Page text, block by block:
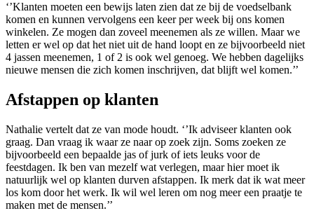
‘’Klanten moeten een bewijs laten zien dat ze bij de voedselbank
komen en kunnen vervolgens een keer per week bij ons komen
winkelen. Ze mogen dan zoveel meenemen als ze willen. Maar we
letten er wel op dat het niet uit de hand loopt en ze bijvoorbeeld niet
4 jassen meenemen, 1 of 2 is ook wel genoeg. We hebben dagelijks
nieuwe mensen die zich komen inschrijven, dat blijft wel komen.’’
Afstappen op klanten
Nathalie vertelt dat ze van mode houdt. ‘’Ik adviseer klanten ook
graag. Dan vraag ik waar ze naar op zoek zijn. Soms zoeken ze
bijvoorbeeld een bepaalde jas of jurk of iets leuks voor de
feestdagen. Ik ben van mezelf wat verlegen, maar hier moet ik
natuurlijk wel op klanten durven afstappen. Ik merk dat ik wat meer
los kom door het werk. Ik wil wel leren om nog meer een praatje te
maken met de mensen.’’